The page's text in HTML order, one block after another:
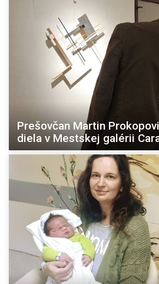
Prešovčan Martin
diela v Mestskej galérii